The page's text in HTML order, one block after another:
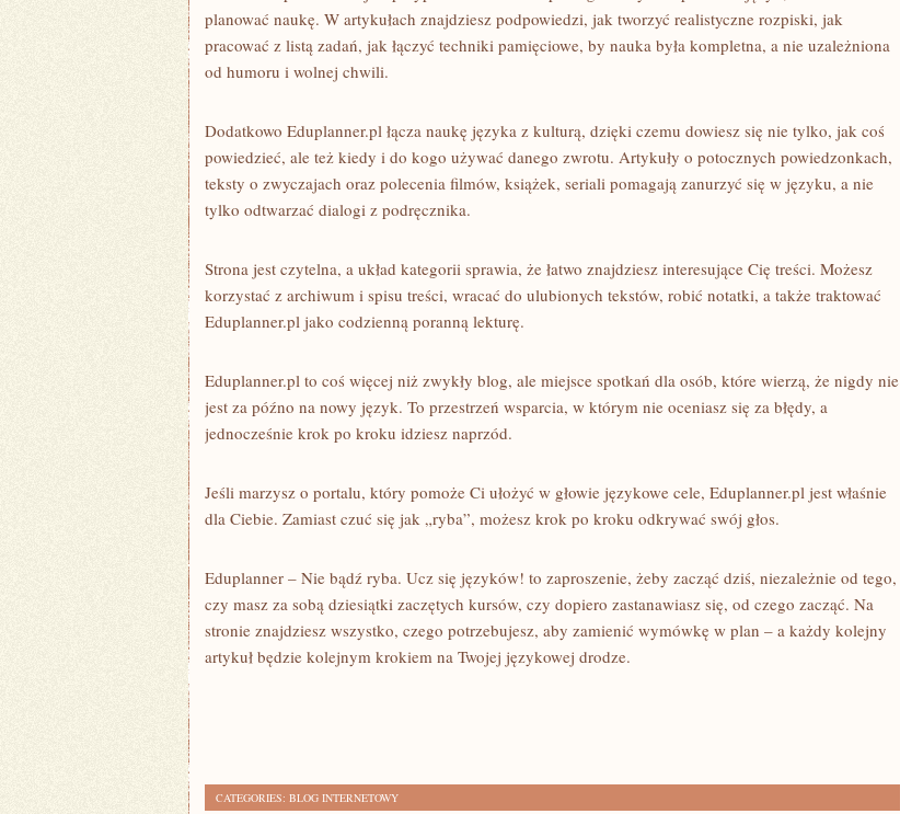
planować naukę. W artykułach znajdziesz podpowiedzi, jak tworzyć realistyczne rozpiski, jak
pracować z listą zadań, jak łączyć techniki pamięciowe, by nauka była kompletna, a nie uzależniona
od humoru i wolnej chwili.
Dodatkowo Eduplanner.pl łącza naukę języka z kulturą, dzięki czemu dowiesz się nie tylko, jak coś
powiedzieć, ale też kiedy i do kogo używać danego zwrotu. Artykuły o potocznych powiedzonkach,
teksty o zwyczajach oraz polecenia filmów, książek, seriali pomagają zanurzyć się w języku, a nie
tylko odtwarzać dialogi z podręcznika.
Strona jest czytelna, a układ kategorii sprawia, że łatwo znajdziesz interesujące Cię treści. Możesz
korzystać z archiwum i spisu treści, wracać do ulubionych tekstów, robić notatki, a także traktować
Eduplanner.pl jako codzienną poranną lekturę.
Eduplanner.pl to coś więcej niż zwykły blog, ale miejsce spotkań dla osób, które wierzą, że nigdy nie
jest za późno na nowy język. To przestrzeń wsparcia, w którym nie oceniasz się za błędy, a
jednocześnie krok po kroku idziesz naprzód.
Jeśli marzysz o portalu, który pomoże Ci ułożyć w głowie językowe cele, Eduplanner.pl jest właśnie
dla Ciebie. Zamiast czuć się jak „ryba”, możesz krok po kroku odkrywać swój głos.
Eduplanner – Nie bądź ryba. Ucz się języków! to zaproszenie, żeby zacząć dziś, niezależnie od tego,
czy masz za sobą dziesiątki zaczętych kursów, czy dopiero zastanawiasz się, od czego zacząć. Na
stronie znajdziesz wszystko, czego potrzebujesz, aby zamienić wymówkę w plan – a każdy kolejny
artykuł będzie kolejnym krokiem na Twojej językowej drodze.
CATEGORIES: BLOG INTERNETOWY